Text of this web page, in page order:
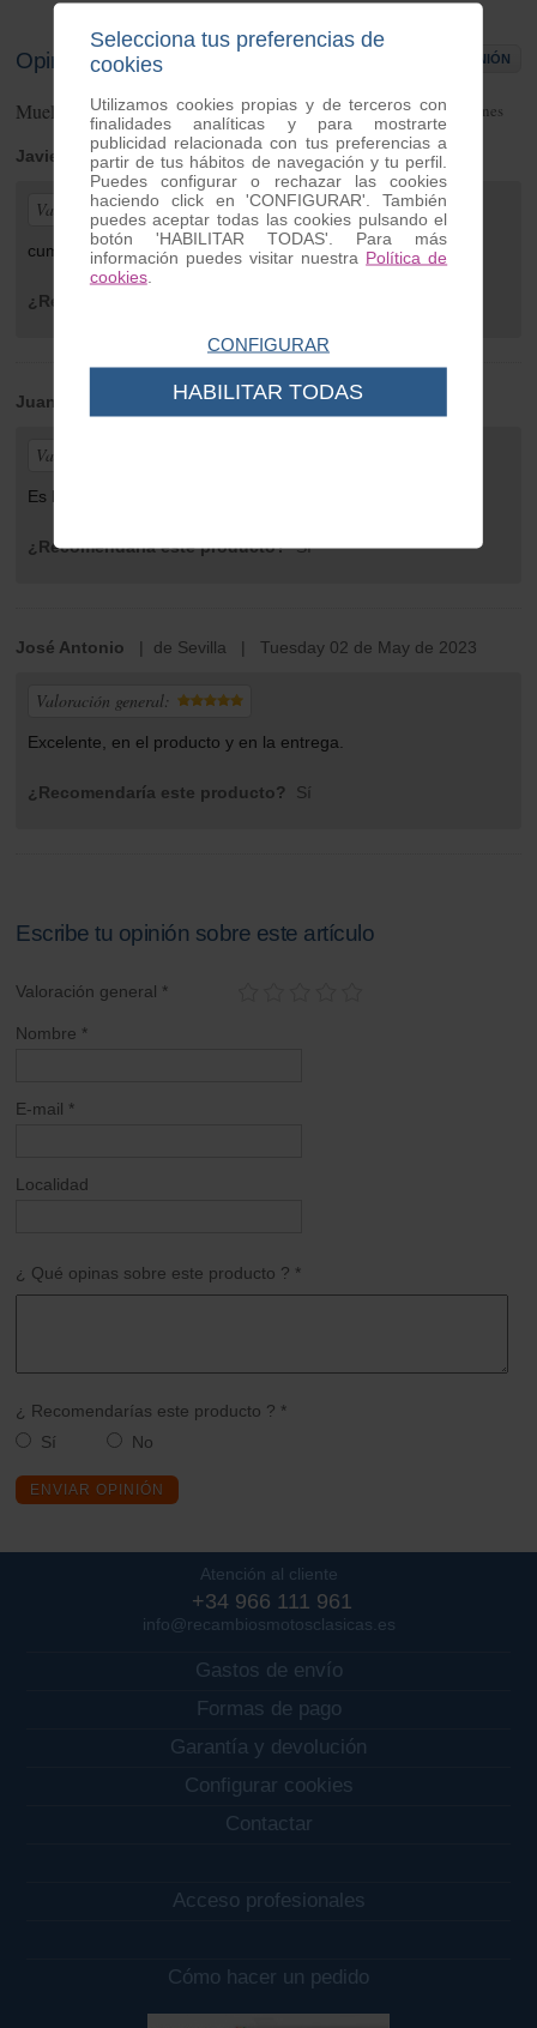
Opiniones de clientes ESCRIBIR OPINIÓN
Muelle arranque Suzuki DR BIG 3opiniones
Javier | de MURCIA | Thursday 08 de August de 2024
Valoración general:
cumple totalmente mis necesidades.
¿Recomendaría este producto?
Juan | de Villablanca | Tuesday 09 de July de 2024
Valoración general:
Es lo q quería y my buena calidad!
¿Recomendaría este producto?Sí
José Antonio | de Sevilla | Tuesday 02 de May de 2023
Valoración general:
Excelente, en el producto y en la entrega.
¿Recomendaría este producto? Sí
Escribe tu opinión sobre este artículo
Valoración general *
Nombre *
E-mail *
Localidad
¿ Qué opinas sobre este producto ? *
¿ Recomendarías este producto ? *
Sí
No
ENVIAR OPINIÓN
Atención al cliente
+34 966 111 961
info@recambiosmotosclasicas.es
Gastos de envío
Formas de pago
Garantía y devolución
Configurar cookies
Contactar
Acceso profesionales
Cómo hacer un pedido
Selecciona tus preferencias de
cookies
Utilizamos cookies propias y de terceros con
finalidades analíticas y para mostrarte
publicidad relacionada con tus preferencias a
partir de tus hábitos de navegación y tu perfil.
Puedes configurar o rechazar las cookies
haciendo click en 'CONFIGURAR'. También
puedes aceptar todas las cookies pulsando el
botón 'HABILITAR TODAS'. Para más
información puedes visitar nuestra Política de
cookies.
CONFIGURAR
HABILITAR TODAS